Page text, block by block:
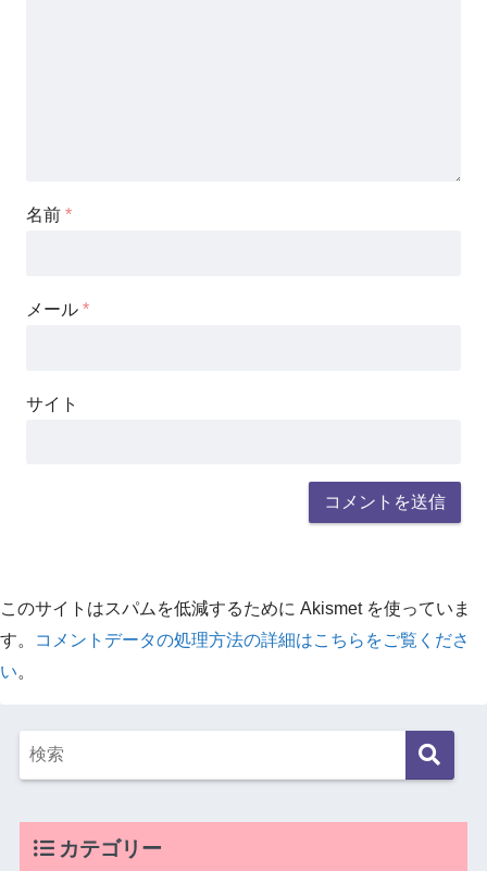
名前 *
メール *
サイト
このサイトはスパムを低減するために Akismet を使っていま
す。
コメントデータの処理方法の詳細はこちらをご覧くださ
い。
カテゴリー